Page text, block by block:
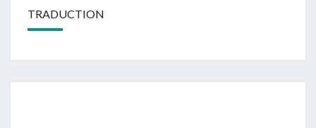
TRADUCTION